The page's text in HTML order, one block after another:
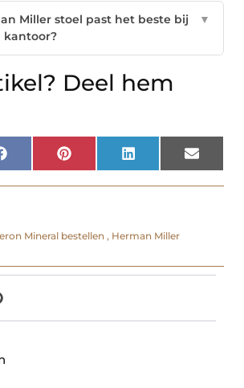
Miller stoel past het beste bij
kantoor?
▼
Deel hem
Facebook Pinterest LinkedIn Email
Mineral bestellen , Herman Miller